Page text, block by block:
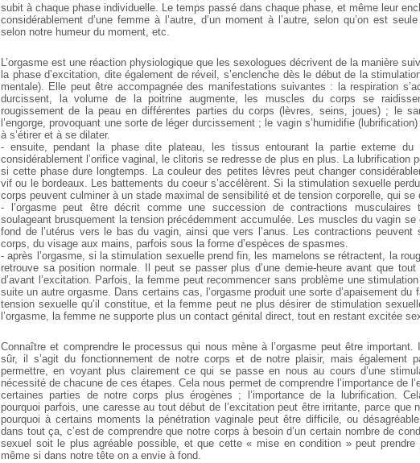
subit à chaque phase individuelle. Le temps passé dans chaque phase, et même leur
considérablement d’une femme à l’autre, d’un moment à l’autre, selon qu’on est
selon notre humeur du moment, etc.
L’orgasme est une réaction physiologique que les sexologues décrivent de la manière
la phase d’excitation, dite également de réveil, s’enclenche dès le début de la
mentale). Elle peut être accompagnée des manifestations suivantes : la respiration
durcissent, la volume de la poitrine augmente, les muscles du corps se
rougissement de la peau en différentes parties du corps (lèvres, seins, joues) ; le
l’engorge, provoquant une sorte de léger durcissement ; le vagin s’humidifie
à s’étirer et à se dilater.
- ensuite, pendant la phase dite plateau, les tissus entourant la partie externe du
considérablement l’orifice vaginal, le clitoris se redresse de plus en plus. La lubrification
si cette phase dure longtemps. La couleur des petites lèvres peut changer
vif ou le bordeaux. Les battements du coeur s’accélèrent. Si la stimulation sexuelle
corps peuvent culminer à un stade maximal de sensibilité et de tension corporelle, qui se
- l’orgasme peut être décrit comme une succession de contractions musculaires
soulageant brusquement la tension précédemment accumulée. Les muscles du vagin
fond de l’utérus vers le bas du vagin, ainsi que vers l’anus. Les contractions peuvent
corps, du visage aux mains, parfois sous la forme d’espèces de spasmes.
- après l’orgasme, si la stimulation sexuelle prend fin, les mamelons se rétractent, la
retrouve sa position normale. Il peut se passer plus d’une demie-heure avant que
d’avant l’excitation. Parfois, la femme peut recommencer sans problème une
suite un autre orgasme. Dans certains cas, l’orgasme produit une sorte d’apaisement du
tension sexuelle qu’il constitue, et la femme peut ne plus désirer de stimulation
l’orgasme, la femme ne supporte plus un contact génital direct, tout en restant excitée
Connaître et comprendre le processus qui nous mène à l’orgasme peut être important.
sûr, il s’agit du fonctionnement de notre corps et de notre plaisir, mais également
permettre, en voyant plus clairement ce qui se passe en nous au cours d’une
nécessité de chacune de ces étapes. Cela nous permet de comprendre l’importance de
certaines parties de notre corps plus érogènes ; l’importance de la lubrification.
pourquoi parfois, une caresse au tout début de l’excitation peut être irritante, parce que
pourquoi à certains moments la pénétration vaginale peut être difficile, ou
dans tout ça, c’est de comprendre que notre corps à besoin d’un certain nombre de
sexuel soit le plus agréable possible, et que cette « mise en condition » peut
même si dans notre tête on a envie à fond.